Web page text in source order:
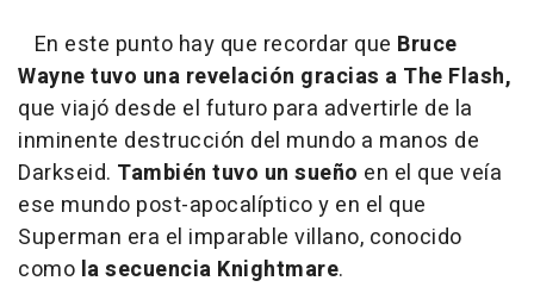
En este punto hay que recordar que Bruce
Wayne tuvo una revelación gracias a The Flash,
que viajó desde el futuro para advertirle de la
inminente destrucción del mundo a manos de
Darkseid. También tuvo un sueño en el que veía
ese mundo post-apocalíptico y en el que
Superman era el imparable villano, conocido
como la secuencia Knightmare.